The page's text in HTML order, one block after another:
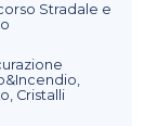
Stradale e
Cristalli